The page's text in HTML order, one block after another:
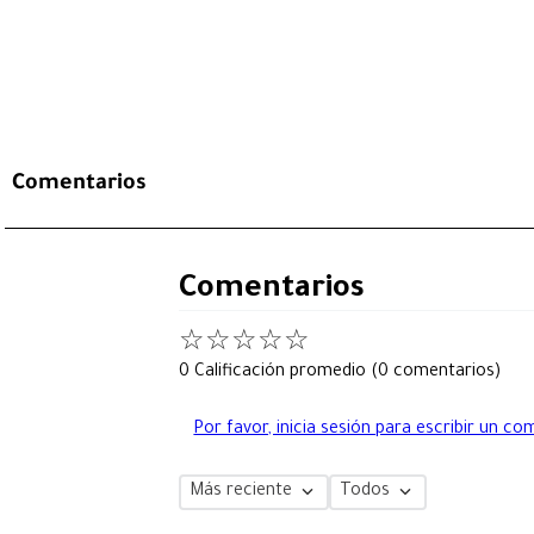
Comentarios
Comentarios
☆☆☆☆☆
0 Calificación promedio (0 comentarios)
Por favor, inicia sesión para escribir un
Más reciente Todos